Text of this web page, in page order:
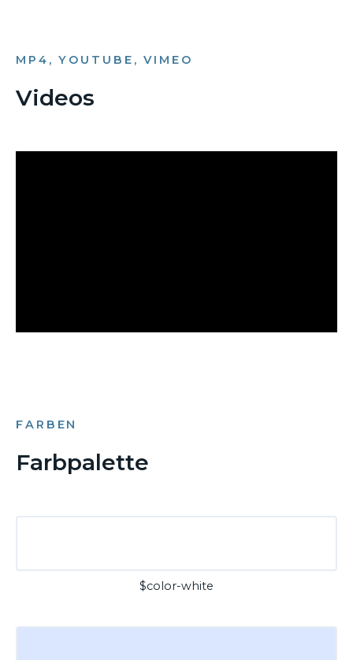
MP4, YOUTUBE, VIMEO
Videos
FARBEN
Farbpalette
$color-white